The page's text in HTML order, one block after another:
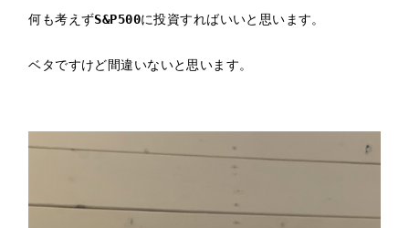
何も考えずS&P500に投資すればいいと思います。
ベタですけど間違いないと思います。